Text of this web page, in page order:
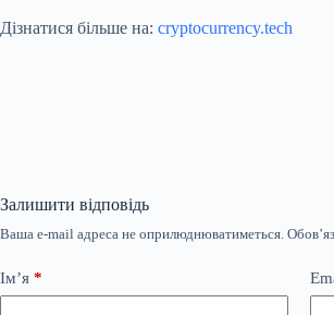
Дізнатися більше на: cryptocurrency.tech
Залишити відповідь
Ваша e-mail адреса не оприлюднюватиметься.
Ім’я *